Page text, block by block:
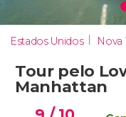
Estados Unidos Nova
Tour pelo
Manhattan